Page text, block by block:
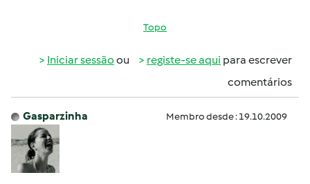
Topo
Iniciar sessão ou registe-se aqui para escrever
comentários
Gasparzinha Membro desde : 19.10.2009